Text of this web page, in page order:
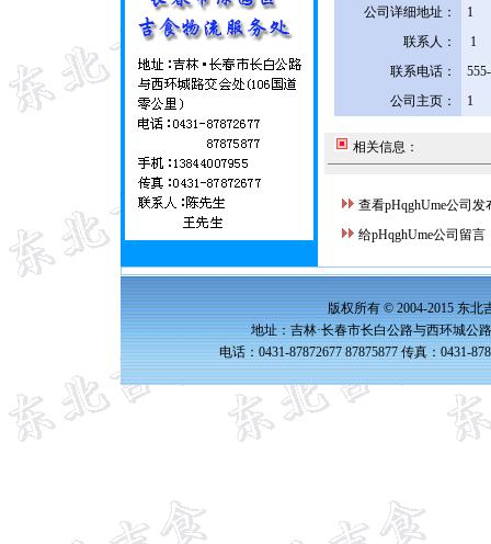
公司详细地址：
1
联系人：
1
联系电话：
公司主页：
1
相关信息：
查看pHqghUme公司发
给pHqghUme公司留言
版权所有 © 2004-2015 东北
地址：吉林·长春市长白公路与西环城公
电话：0431-87872677 87875877 传真：0431-